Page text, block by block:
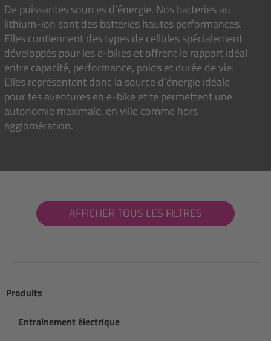
De puissantes sources d’énergie. Nos batteries au
lithium-ion sont des batteries hautes performances.
Elles contiennent des types de cellules spécialement
développés pour les e-bikes et offrent le rapport idéal
entre capacité, performance, poids et durée de vie.
Elles représentent donc la source d’énergie idéale
pour tes aventures en e-bike et te permettent une
autonomie maximale, en ville comme hors
agglomération.
AFFICHER TOUS LES FILTRES
Produits
Entraînement électrique